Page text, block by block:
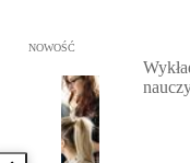
Przejdź do:
NOWOŚĆ